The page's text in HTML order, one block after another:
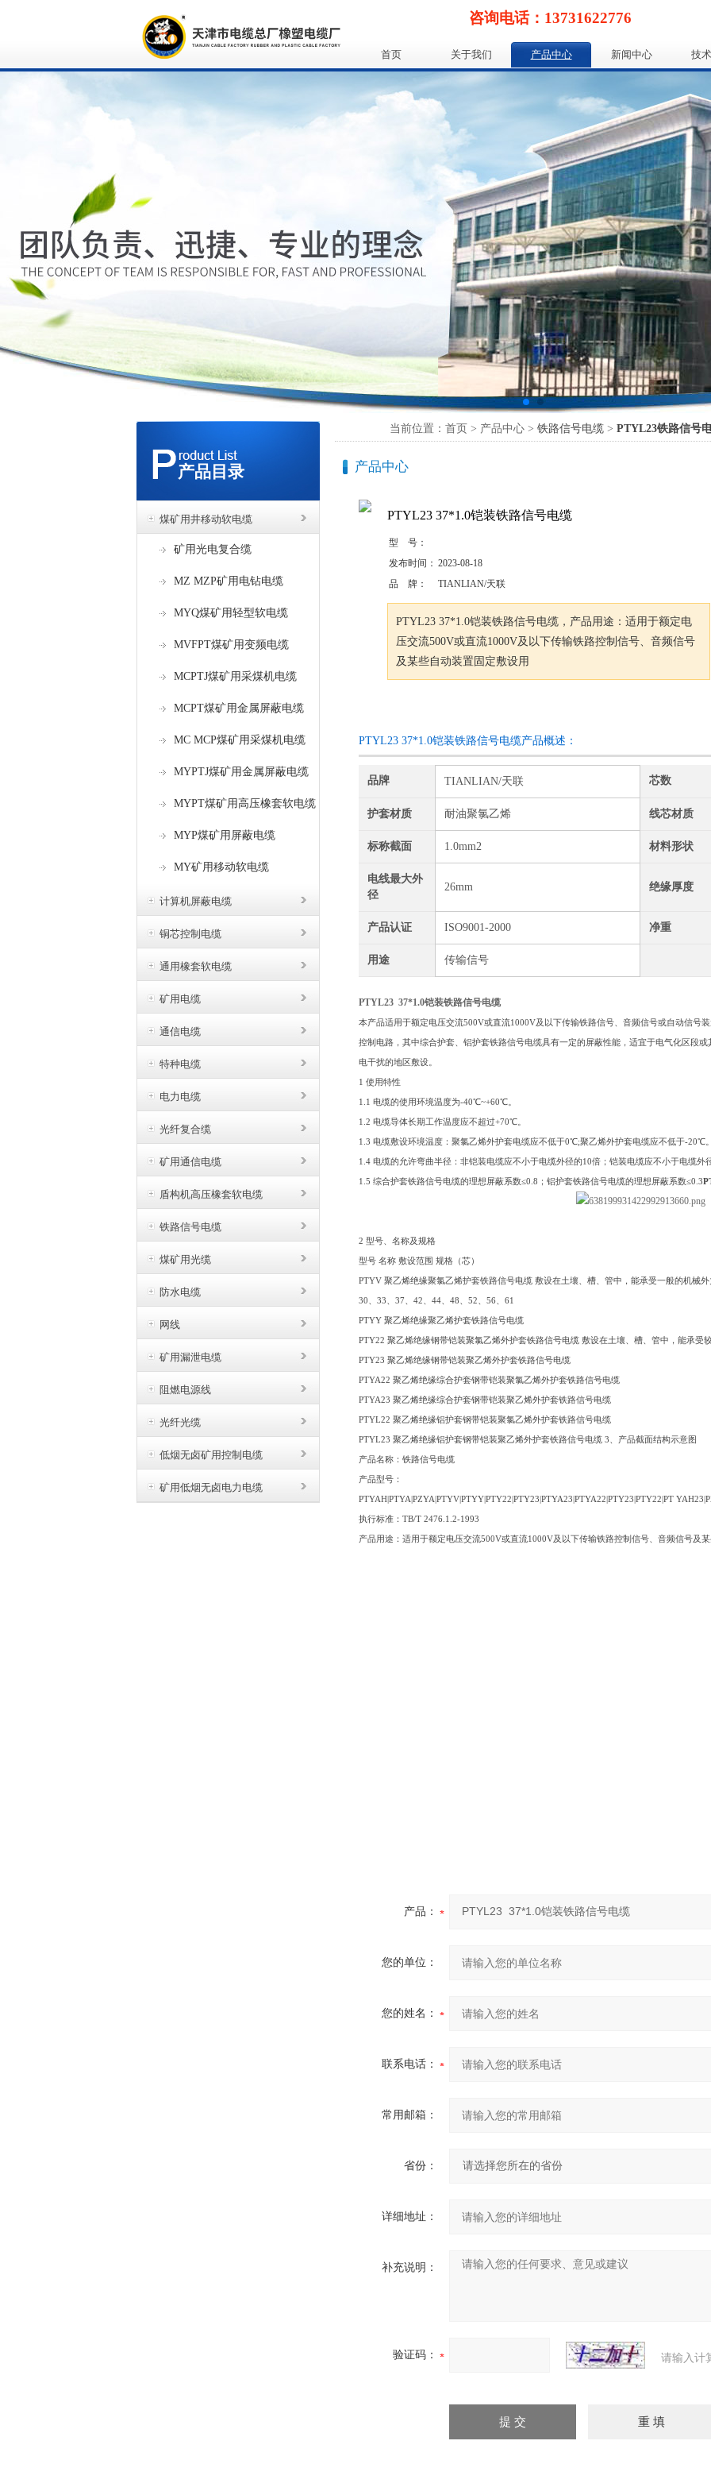
咨询电话：13731622776
首页 关于我们 产品中心 新闻中心 技
产品目录
煤矿用井移动软电缆
矿用光电复合缆
MZ MZP矿用电钻电缆
MYQ煤矿用轻型软电缆
MVFPT煤矿用变频电缆
MCPTJ煤矿用采煤机电缆
MCPT煤矿用金属屏蔽电缆
MC MCP煤矿用采煤机电缆
MYPTJ煤矿用金属屏蔽电缆
MYPT煤矿用高压橡套软电缆
MYP煤矿用屏蔽电缆
MY矿用移动软电缆
计算机屏蔽电缆
铜芯控制电缆
通用橡套软电缆
矿用电缆
通信电缆
特种电缆
电力电缆
光纤复合缆
矿用通信电缆
盾构机高压橡套软电缆
铁路信号电缆
煤矿用光缆
防水电缆
网线
矿用漏泄电缆
阻燃电源线
光纤光缆
低烟无卤矿用控制电缆
矿用低烟无卤电力电缆
当前位置：首页 > 产品中心 > 铁路信号电缆 > PTYL23铁路信号
产品中心
PTYL23 37*1.0铠装铁路信号电缆
型 号：
发布时间： 2023-08-18
品 牌：
TIANLIAN/天联
PTYL23 37*1.0铠装铁路信号电缆，产品用途：适用于额定电
压交流500V或直流1000V及以下传输铁路控制信号、音频信号
及某些自动装置固定敷设用
PTYL23 37*1.0铠装铁路信号电缆产品概述：
品牌 TIANLIAN/天联 芯数
护套材质 耐油聚氯乙烯 线芯材质
标称截面 1.0mm2 材料形状
电线最大外
径
26mm 绝缘厚度
产品认证 ISO9001-2000 净重
用途 传输信号
PTYL23 37*1.0铠装铁路信号电缆
本产品适用于额定电压交流500V或直流1000V及以下传输铁路信号、音频信号或自动信号装
控制电路，其中综合护套、铝护套铁路信号电缆具有一定的屏蔽性能，适宜于电气化区段或
电干扰的地区敷设。
1 使用特性
1.1 电缆的使用环境温度为-40℃~+60℃。
1.2 电缆导体长期工作温度应不超过+70℃。
1.3 电缆敷设环境温度：聚氯乙烯外护套电缆应不低于0℃;聚乙烯外护套电缆应不低于-20℃。
1.4 电缆的允许弯曲半径：非铠装电缆应不小于电缆外径的10倍；铠装电缆应不小于电缆外
1.5 综合护套铁路信号电缆的理想屏蔽系数≤0.8；铝护套铁路信号电缆的理想屏蔽系数≤0.3
2 型号、名称及规格
型号 名称 敷设范围 规格（芯）
PTYV 聚乙烯绝缘聚氯乙烯护套铁路信号电缆 敷设在土壤、槽、管中，能承受一般的机械
30、33、37、42、44、48、52、56、61
PTYY 聚乙烯绝缘聚乙烯护套铁路信号电缆
PTY22 聚乙烯绝缘钢带铠装聚氯乙烯外护套铁路信号电缆 敷设在土壤、槽、管中，能承受
PTY23 聚乙烯绝缘钢带铠装聚乙烯外护套铁路信号电缆
PTYA22 聚乙烯绝缘综合护套钢带铠装聚氯乙烯外护套铁路信号电缆
PTYA23 聚乙烯绝缘综合护套钢带铠装聚乙烯外护套铁路信号电缆
PTYL22 聚乙烯绝缘铝护套钢带铠装聚氯乙烯外护套铁路信号电缆
PTYL23 聚乙烯绝缘铝护套钢带铠装聚乙烯外护套铁路信号电缆 3、产品截面结构示意图
产品名称：铁路信号电缆
产品型号：
PTYAH|PTYA|PZYA|PTYV|PTYY|PTY22|PTY23|PTYA23|PTYA22|PTY23|PTY22|PT
执行标准： TB/T 2476.1.2-1993
产品用途：适用于额定电压交流500V或直流1000V及以下传输铁路控制信号、音频信号及
产品：
您的单位：
您的姓名：
联系电话：
常用邮箱：
省份：
详细地址：
补充说明：
验证码： 请输入计